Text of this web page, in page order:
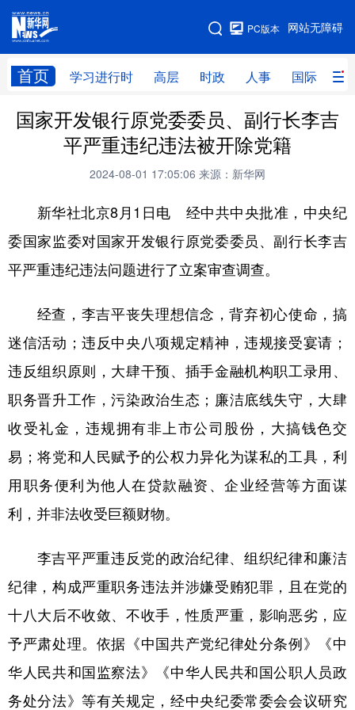
网站无障碍
PC版本
首页 学习进行时 高层 时政 人事 国际 财
网站地图
学习进行时 高层 时政 人事
财经 网评
科技 科创 量子 体育
文化 书画 健康 军事
法律 中央文件 金融 汽车
食品 人居 信息化 数字经济
彩票 娱乐 时尚 悦读
公益 一带一路 亚太网 上市公司
文化产业
地方频道
北京 天津 河北 山西
辽宁 吉林 上海 江苏
浙江 安徽 福建 江西
国家开发银行原党委委员、副行长李吉
平严重违纪违法被开除党籍
2024-08-01 17:05:06 来源：新华网
新华社北京8月1日电 经中共中央批准，中央纪
委国家监委对国家开发银行原党委委员、副行长李吉
平严重违纪违法问题进行了立案审查调查。
经查，李吉平丧失理想信念，背弃初心使命，搞
迷信活动；违反中央八项规定精神，违规接受宴请；
违反组织原则，大肆干预、插手金融机构职工录用、
职务晋升工作，污染政治生态；廉洁底线失守，大肆
收受礼金，违规拥有非上市公司股份，大搞钱色交
易；将党和人民赋予的公权力异化为谋私的工具，利
用职务便利为他人在贷款融资、企业经营等方面谋
利，并非法收受巨额财物。
李吉平严重违反党的政治纪律、组织纪律和廉洁
纪律，构成严重职务违法并涉嫌受贿犯罪，且在党的
十八大后不收敛、不收手，性质严重，影响恶劣，应
予严肃处理。依据《中国共产党纪律处分条例》《中
华人民共和国监察法》《中华人民共和国公职人员政
务处分法》等有关规定，经中央纪委常委会会议研究